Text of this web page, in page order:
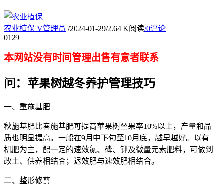
农业植保 V管理员 /2024-01-29/2.64 K阅读/0评论
01 29
本网站没有时间管理出售有意者联系
问：苹果树越冬养护管理技巧
一、重施基肥
秋施基肥比春施基肥可提高苹果树坐果率10%以上，产量和品
质也明显提高。一般在9月中下旬至10月底，越早越好。以有
机肥为主，配一定的速效氮、磷、钾及微量元素肥料，可做到
改土、供养相结合；迟效肥与速效肥相结合。
二、整形修剪